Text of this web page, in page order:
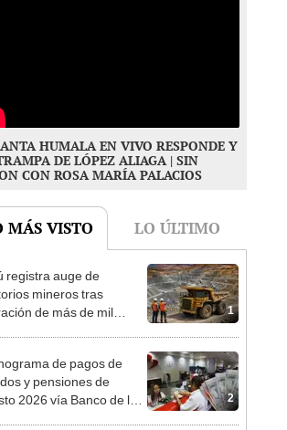
HUMALA EN VIVO RESPONDE Y
DE LÓPEZ ALIAGA | SIN
CON ROSA MARÍA PALACIOS
MÁS VISTO LO ÚLTIMO
1
registra auge de
mineros tras
de más de mil
2
de pagos de
y pensiones de
2026 vía Banco de la